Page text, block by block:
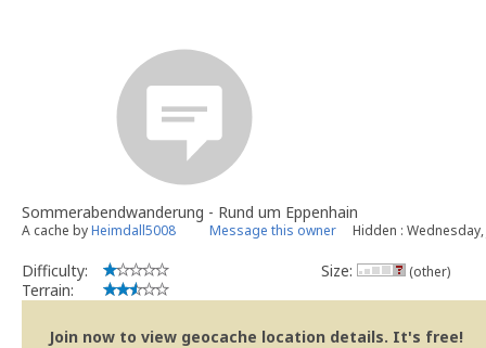
Sommerabendwanderung - Rund um Eppenhain
A cache byHeimdall5008 Message this owner Hidden : Wednesday,
Difficulty:
Terrain:
Size: (other)
Join now to view geocache location details. It's free!